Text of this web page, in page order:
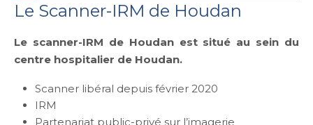
Le Scanner-IRM de Houdan
Le scanner-IRM de Houdan est situé au sein du
centre hospitalier de Houdan.
Scanner libéral depuis février 2020
IRM
Partenariat public-privé sur l’imagerie